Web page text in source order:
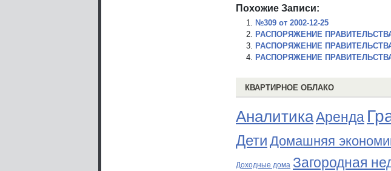
Похожие Записи:
№309 от 2002-12-25
РАСПОРЯЖЕНИЕ
РАСПОРЯЖЕНИЕ
РАСПОРЯЖЕНИЕ
КВАРТИРНОЕ ОБЛАКО
АналитикаАренда
Дети Домашняя
Доходные дома Загородная